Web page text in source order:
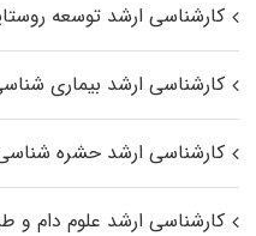
کارشناسی ارشد توسعه
کارشناسی ارشد بیماری‌
کارشناسی ارشد حشره‌
کارشناسی ارشد علوم دام و